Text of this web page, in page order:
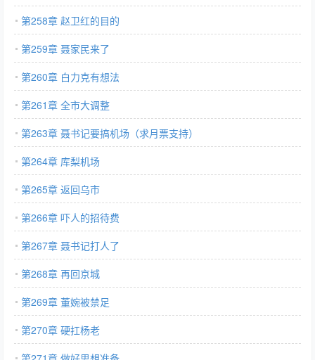
第258章 赵卫红的目的
第259章 聂家民来了
第260章 白力克有想法
第261章 全市大调整
第263章 聂书记要搞机场（求月票支持）
第264章 库梨机场
第265章 返回乌市
第266章 吓人的招待费
第267章 聂书记打人了
第268章 再回京城
第269章 董婉被禁足
第270章 硬扛杨老